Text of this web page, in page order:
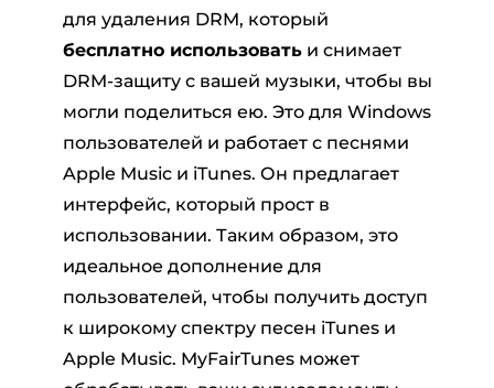
для удаления DRM, который
бесплатно использоватьи снимает
DRM-защиту с вашей музыки, чтобы вы
могли поделиться ею. Это для Windows
пользователей и работает с песнями
Apple Music и iTunes. Он предлагает
интерфейс, который прост в
использовании. Таким образом, это
идеальное дополнение для
пользователей, чтобы получить доступ
к широкому спектру песен iTunes и
Apple Music. MyFairTunes может